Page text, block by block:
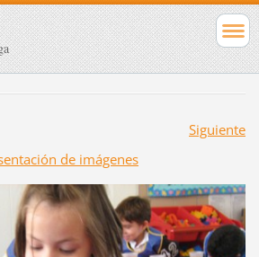
Siguiente
de imágenes